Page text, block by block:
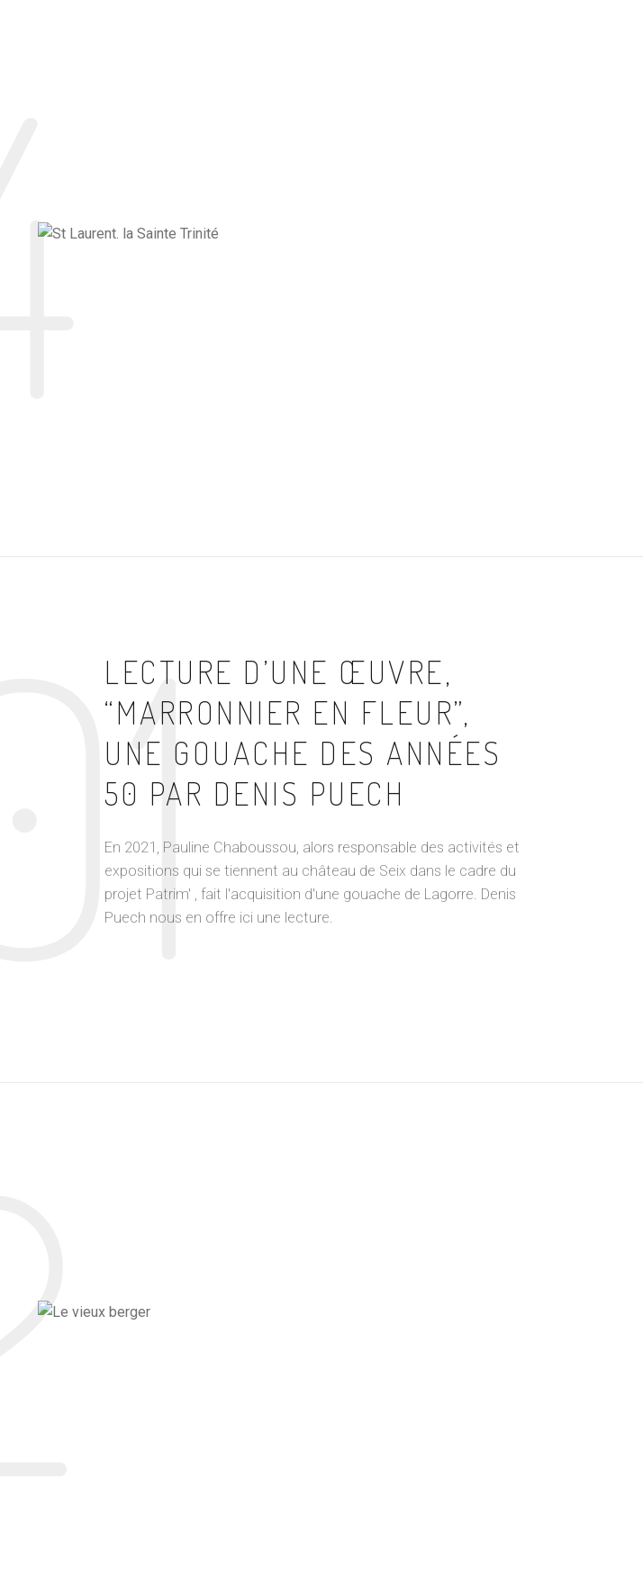
LECTURE D’UNE ŒUVRE,
“MARRONNIER EN FLEUR”,
UNE GOUACHE DES ANNÉES
50 PAR DENIS PUECH
En 2021, Pauline Chaboussou, alors responsable des activités et
expositions qui se tiennent au château de Seix dans le cadre du
projet Patrim' , fait l'acquisition d'une gouache de Lagorre. Denis
Puech nous en offre ici une lecture.
01